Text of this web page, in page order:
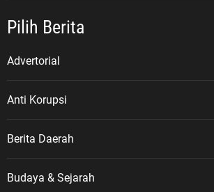
Pilih Berita
Advertorial
Anti Korupsi
Berita Daerah
Budaya & Sejarah